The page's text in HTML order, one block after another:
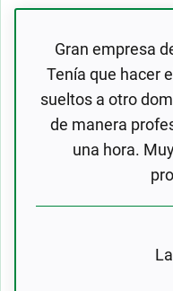
Gran empresa
Tenía que hacer
sueltos a otro
de manera
una hora.